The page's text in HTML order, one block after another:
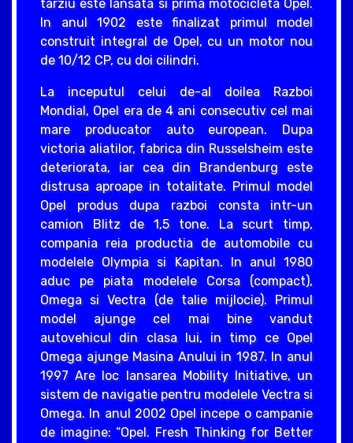
tarziu este lansata si prima motocicleta Opel.
In anul 1902 este finalizat primul model
construit integral de Opel, cu un motor nou
de 10/12 CP, cu doi cilindri.
La inceputul celui de-al doilea Razboi
Mondial, Opel era de 4 ani consecutiv cel mai
mare producator auto european. Dupa
victoria aliatilor, fabrica din Russelsheim este
deteriorata, iar cea din Brandenburg este
distrusa aproape in totalitate. Primul model
Opel produs dupa razboi consta intr-un
camion Blitz de 1,5 tone. La scurt timp,
compania reia productia de automobile cu
modelele Olympia si Kapitan. In anul 1980
aduc pe piata modelele Corsa (compact),
Omega si Vectra (de talie mijlocie). Primul
model ajunge cel mai bine vandut
autovehicul din clasa lui, in timp ce Opel
Omega ajunge Masina Anului in 1987. In anul
1997 Are loc lansarea Mobility Initiative, un
sistem de navigatie pentru modelele Vectra si
Omega. In anul 2002 Opel incepe o campanie
de imagine: “Opel. Fresh Thinking for Better